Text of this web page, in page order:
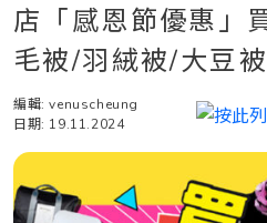
店「感恩節優惠」
毛被/羽絨被/大豆
編輯: venuscheung
日期: 19.11.2024